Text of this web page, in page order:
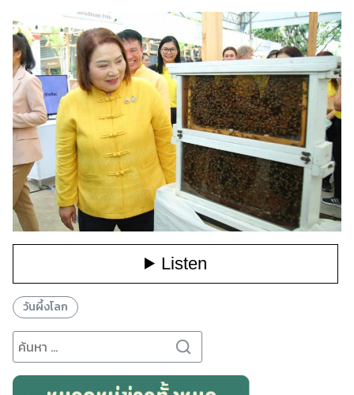
วันผึ้งโลก
Search
for: